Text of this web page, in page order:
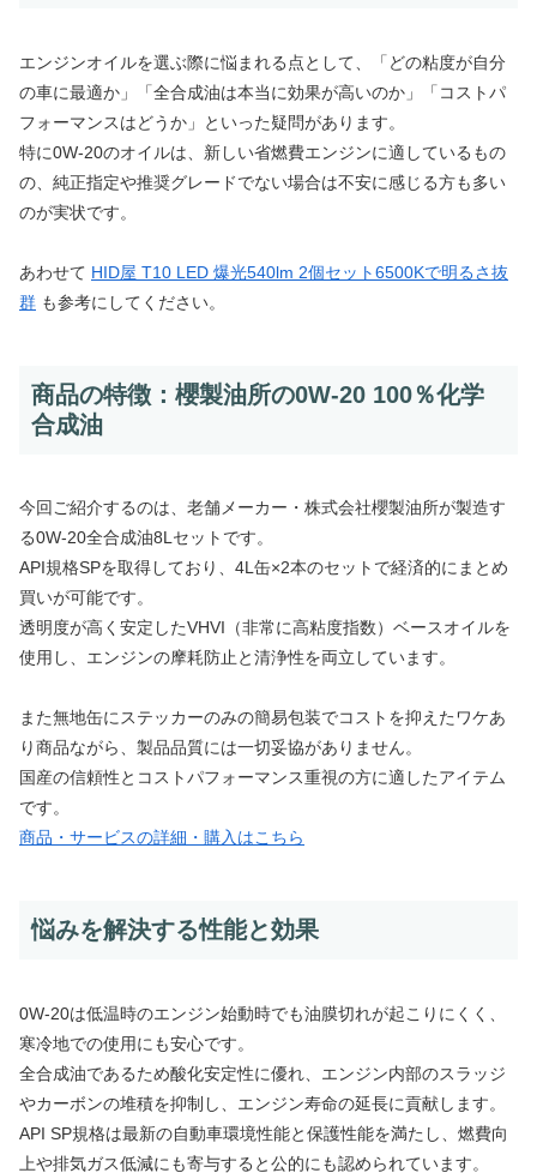
エンジンオイルを選ぶ際に悩まれる点として、「どの粘度が自分
の車に最適か」「全合成油は本当に効果が高いのか」「コストパ
フォーマンスはどうか」といった疑問があります。
特に0W-20のオイルは、新しい省燃費エンジンに適しているもの
の、純正指定や推奨グレードでない場合は不安に感じる方も多い
のが実状です。
あわせて HID屋 T10 LED 爆光540lm 2個セット6500Kで明るさ抜
群 も参考にしてください。
商品の特徴：櫻製油所の0W-20 100％化学
合成油
今回ご紹介するのは、老舗メーカー・株式会社櫻製油所が製造す
る0W-20全合成油8Lセットです。
API規格SPを取得しており、4L缶×2本のセットで経済的にまとめ
買いが可能です。
透明度が高く安定したVHVI（非常に高粘度指数）ベースオイルを
使用し、エンジンの摩耗防止と清浄性を両立しています。
また無地缶にステッカーのみの簡易包装でコストを抑えたワケあ
り商品ながら、製品品質には一切妥協がありません。
国産の信頼性とコストパフォーマンス重視の方に適したアイテム
です。
商品・サービスの詳細・購入はこちら
悩みを解決する性能と効果
0W-20は低温時のエンジン始動時でも油膜切れが起こりにくく、
寒冷地での使用にも安心です。
全合成油であるため酸化安定性に優れ、エンジン内部のスラッジ
やカーボンの堆積を抑制し、エンジン寿命の延長に貢献します。
API SP規格は最新の自動車環境性能と保護性能を満たし、燃費向
上や排気ガス低減にも寄与すると公的にも認められています。